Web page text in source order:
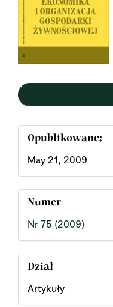
Opublikowane:
May 21, 2009
Numer
Nr 75 (2009)
Dział
Artykuły